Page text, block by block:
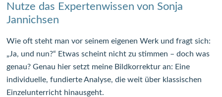
Nutze das Expertenwissen von Sonja
Jannichsen
Wie oft steht man vor seinem eigenen Werk und fragt sich:
„Ja, und nun?“ Etwas scheint nicht zu stimmen – doch was
genau? Genau hier setzt meine Bildkorrektur an: Eine
individuelle, fundierte Analyse, die weit über klassischen
Einzelunterricht hinausgeht.